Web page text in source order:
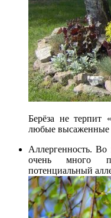
Берёза не терпит
любые высаженные
Аллергенность. Во
очень много
потенциальный